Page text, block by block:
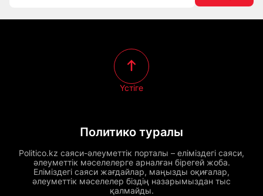
Политико туралы
Politico.kz саяси-әлеуметтік порталы – еліміздегі саяси,
әлеуметтік мәселелерге арналған бірегей жоба.
Еліміздегі саяси жағдайлар, маңызды оқиғалар,
әлеуметтік мәселелер біздің назарымыздан тыс
қалмайды.
Үстіге